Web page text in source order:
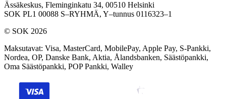
Ässäkeskus, Fleminginkatu 34, 00510 Helsinki
SOK PL1 00088 S–RYHMÄ, Y–tunnus 0116323–1
© SOK 2026
Maksutavat: Visa, MasterCard, MobilePay, Apple Pay, S-Pankki,
Nordea, OP, Danske Bank, Aktia, Ålandsbanken, Säästöpankki,
Oma Säästöpankki, POP Pankki, Walley